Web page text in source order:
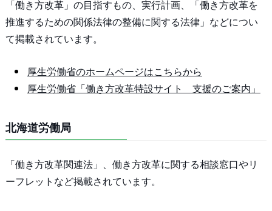
「働き方改革」の目指すもの、実行計画、「働き方改革を
推進するための関係法律の整備に関する法律」などについ
て掲載されています。
厚生労働省のホームページはこちらから
厚生労働省「働き方改革特設サイト 支援のご案内」
北海道労働局
「働き方改革関連法」、働き方改革に関する相談窓口やリ
ーフレットなど掲載されています。